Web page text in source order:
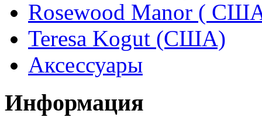
Rosewood Manor (
Teresa Kogut (США)
Аксессуары
Информация